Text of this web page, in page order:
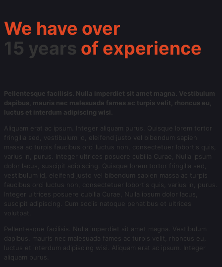
We have over
15 years of experience
Pellentesque facilisis. Nulla imperdiet sit amet magna. Vestibulum
dapibus, mauris nec malesuada fames ac turpis velit, rhoncus eu,
luctus et interdum adipiscing wisi.
Aliquam erat ac ipsum. Integer aliquam purus. Quisque lorem tortor
fringilla sed, vestibulum id, eleifend justo vel bibendum sapien
massa ac turpis faucibus orci luctus non, consectetuer lobortis quis,
varius in, purus. Integer ultrices posuere cubilia Curae, Nulla ipsum
dolor lacus, suscipit adipiscing. Quisque lorem tortor fringilla sed,
vestibulum id, eleifend justo vel bibendum sapien massa ac turpis
faucibus orci luctus non, consectetuer lobortis quis, varius in, purus.
Integer ultrices posuere cubilia Curae, Nulla ipsum dolor lacus,
suscipit adipiscing. Cum sociis natoque penatibus et ultrices
volutpat.
Pellentesque facilisis. Nulla imperdiet sit amet magna. Vestibulum
dapibus, mauris nec malesuada fames ac turpis velit, rhoncus eu,
luctus et interdum adipiscing wisi. Aliquam erat ac ipsum. Integer
aliquam purus.